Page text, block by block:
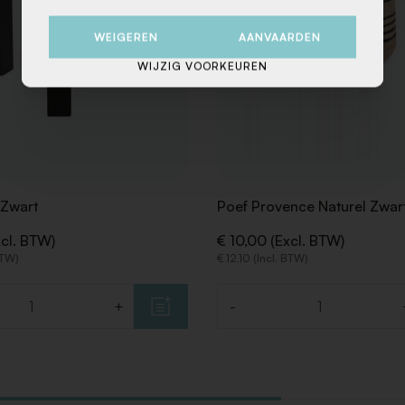
BTW)
+
Poef Provence Naturel
€ 10,00 (Excl. BTW)
€ 12,10 (Incl. BTW)
-
WEIGEREN AANVAARDEN
WIJZIG VOORKEUREN